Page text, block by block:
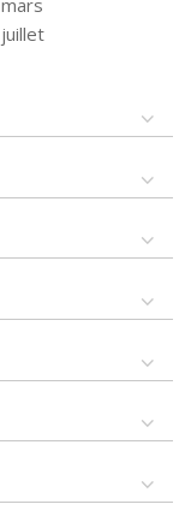
juillet